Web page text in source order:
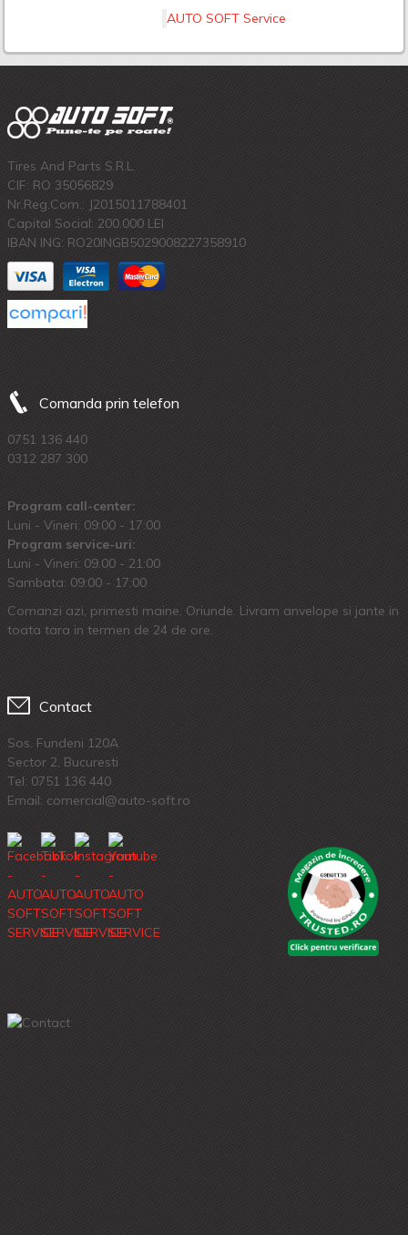
AUTO SOFT Service
Tires And Parts S.R.L.
CIF: RO 35056829
Nr.Reg.Com.: J2015011788401
Capital Social: 200.000 LEI
IBAN ING: RO20INGB5029008227358910
Comanda prin telefon
0751 136 440
0312 287 300
Program call-center:
Luni - Vineri: 09:00 - 17:00
Program service-uri:
Luni - Vineri: 09.00 - 21:00
Sambata: 09:00 - 17:00
Comanzi azi, primesti maine. Oriunde. Livram anvelope si jante in
toata tara in termen de 24 de ore.
Contact
Sos. Fundeni 120A
Sector 2, Bucuresti
Tel: 0751 136 440
Email: comercial@auto-soft.ro